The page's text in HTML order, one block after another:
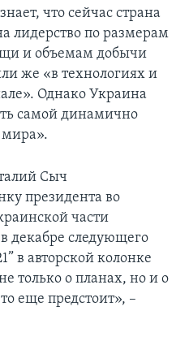
что сейчас страна
лидерство по размерам
и объемам добычи
же «в технологиях и
Однако Украина
самой динамично
Сыч
президента во
части
декабре следующего
в авторской колонке
только о планах, но и о
еще предстоит», –